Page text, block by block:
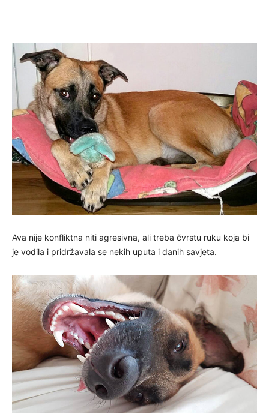
Ava nije konfliktna niti agresivna, ali treba čvrstu ruku koja bi
je vodila i pridržavala se nekih uputa i danih savjeta.